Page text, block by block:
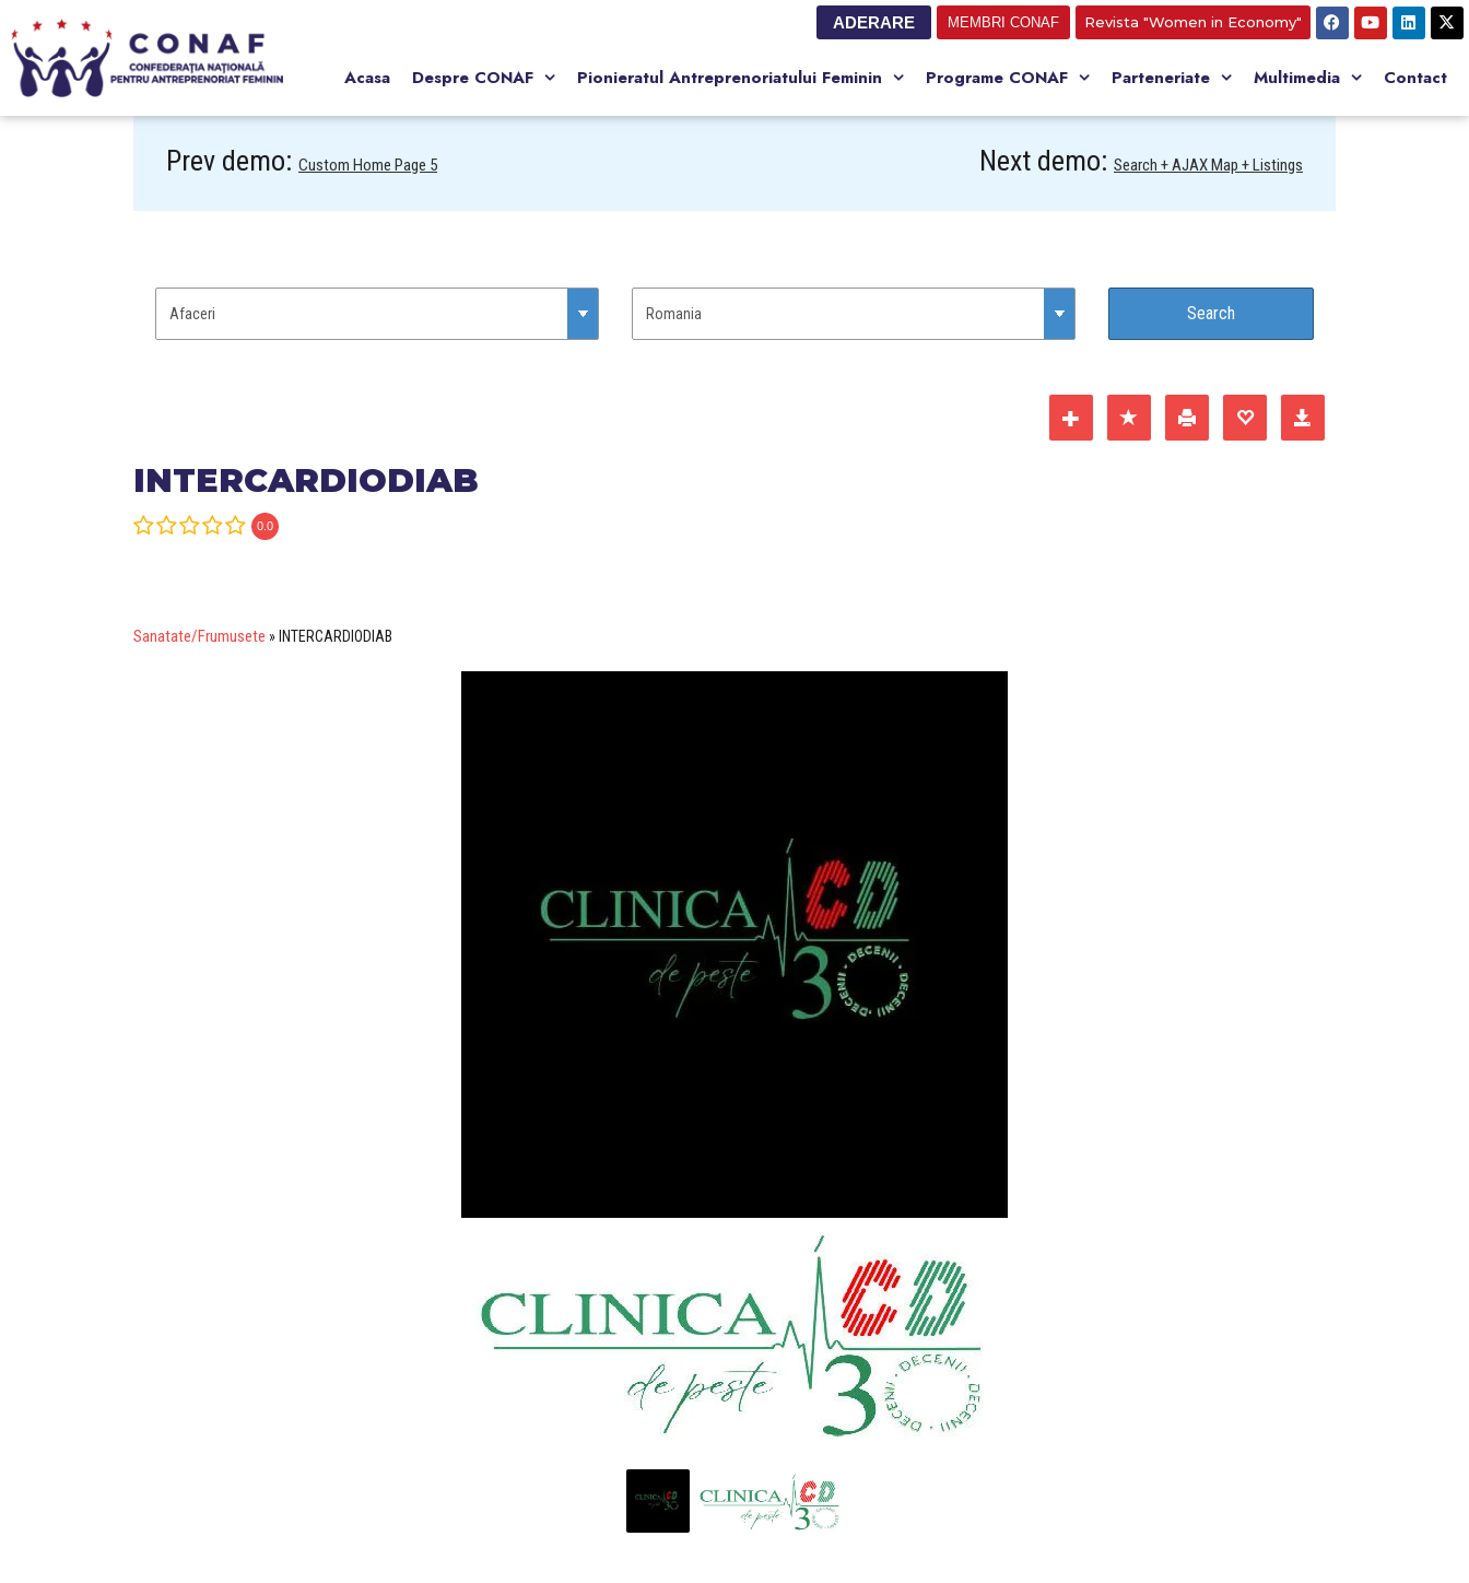
ADERARE MEMBRI CONAF Revista "Women in Economy"
Acasa Despre CONAF Pionieratul Antreprenoriatului Feminin Programe CONAF Parteneriate Multimedia Contact
Prev demo: Custom Home Page 5 Next demo: Search + AJAX Map + Listings
INTERCARDIODIAB
0.0
Sanatate/Frumusete » INTERCARDIODIAB